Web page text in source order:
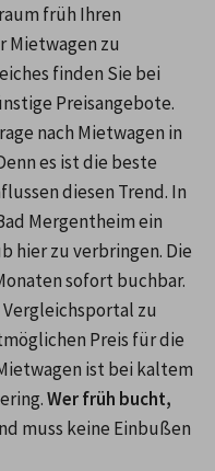
früh Ihren
Mietwagen zu
finden Sie bei
Preisangebote.
nach Mietwagen in
es ist die beste
diesen Trend. In
Mergentheim ein
hier zu verbringen. Die
sofort buchbar.
zu
Preis für die
ist bei kaltem
Wer früh bucht,
muss keine Einbußen